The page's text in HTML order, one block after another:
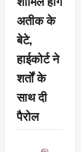
अतीक के
बेटे,
हाईकोर्ट ने
शर्तों के
साथ दी
पैरोल